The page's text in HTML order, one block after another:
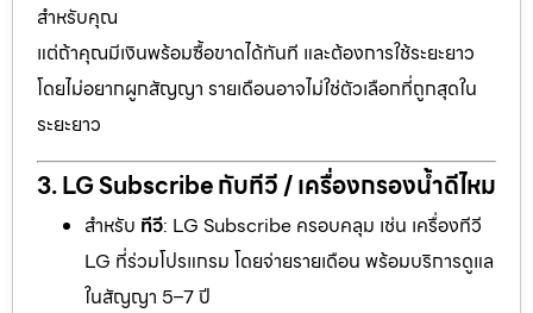
สำหรับคุณ
แต่ถ้าคุณมีเงินพร้อมซื้อขาดได้ทันที และต้องการใช้ระยะยาว
โดยไม่อยากผูกสัญญา รายเดือนอาจไม่ใช่ตัวเลือกที่ถูกสุดใน
ระยะยาว
3. LG Subscribe กับทีวี / เครื่องกรองน้ำดีไหม
สำหรับ ทีวี: LG Subscribe ครอบคลุม เช่น เครื่องทีวี
LG ที่ร่วมโปรแกรม โดยจ่ายรายเดือน พร้อมบริการดูแล
ในสัญญา 5–7 ปี